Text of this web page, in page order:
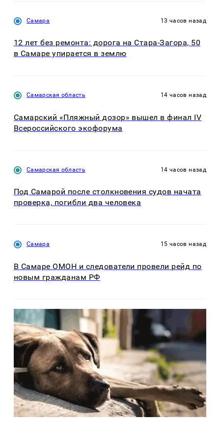
Самара 13 часов назад
12 лет без ремонта: дорога на Стара-Загора, 50
в Самаре упирается в землю
Самарская область 14 часов назад
Самарский «Пляжный дозор» вышел в финал IV
Всероссийского экофорума
Самарская область 14 часов назад
Под Самарой после столкновения судов начата
проверка, погибли два человека
Самара 15 часов назад
В Самаре ОМОН и следователи провели рейд по
новым гражданам РФ